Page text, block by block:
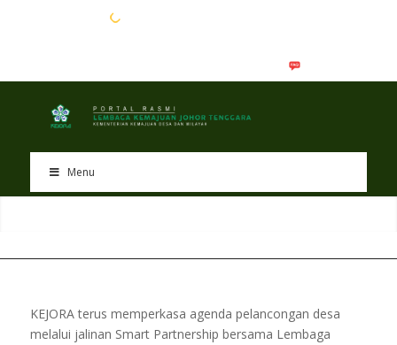
Menu
KEJORA terus memperkasa agenda pelancongan desa
melalui jalinan Smart Partnership bersama Lembaga